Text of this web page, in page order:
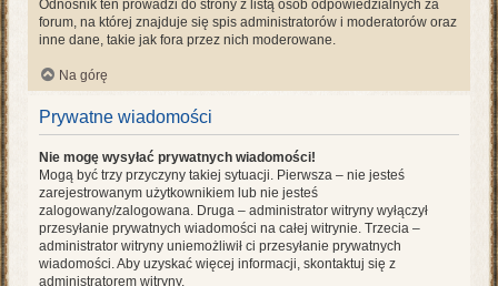
Odnośnik ten prowadzi do strony z listą osób odpowiedzialnych za
forum, na której znajduje się spis administratorów i moderatorów oraz
inne dane, takie jak fora przez nich moderowane.
Na górę
Prywatne wiadomości
Nie mogę wysyłać prywatnych wiadomości!
Mogą być trzy przyczyny takiej sytuacji. Pierwsza – nie jesteś
zarejestrowanym użytkownikiem lub nie jesteś
zalogowany/zalogowana. Druga – administrator witryny wyłączył
przesyłanie prywatnych wiadomości na całej witrynie. Trzecia –
administrator witryny uniemożliwił ci przesyłanie prywatnych
wiadomości. Aby uzyskać więcej informacji, skontaktuj się z
administratorem witryny.